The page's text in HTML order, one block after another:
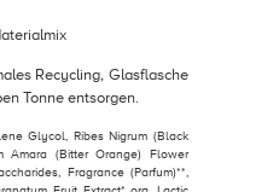
Recycling, Glasflasche
Tonne entsorgen.
Glycol, Ribes Nigrum (Black
Amara (Bitter Orange) Flower
Fragrance (Parfum)**,